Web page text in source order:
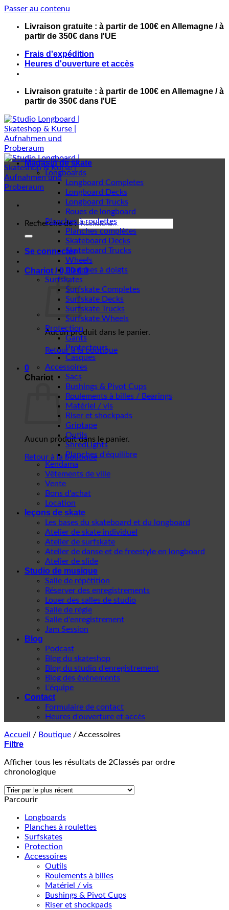
Passer au contenu
Livraison gratuite : à partir de 100€ en Allemagne / à
partir de 350€ dans l'UE
Frais d'expédition
Heures d'ouverture et accès
Livraison gratuite : à partir de 100€ en Allemagne / à
partir de 350€ dans l'UE
Recherche de :
Se connecter
Chariot /0,00€ 0
Aucun produit dans le panier.
Retour à la boutique
0
Chariot
Aucun produit dans le panier.
Retour à la boutique
Magasin de skate
Longboards
Longboard Completes
Longboard Decks
Longboard Trucks
Roues de longboard
Planches à roulettes
Planches complètes
Skateboard Decks
Skateboard Trucks
Wheels
Planches à doigts
Surfskates
Surfskate Completes
Surfskate Decks
Surfskate Trucks
Surfskate Wheels
Protection
Gants
Protecteurs
Casques
Accessoires
Sacs
Bushings & Pivot Cups
Roulements à billes / Bearings
Matériel / vis
Riser et shockpads
Griptape
Outils
ShredLights
Planches d'équilibre
Kendama
Vêtements de ville
Vente
Bons d'achat
Location
leçons de skate
Les bases du skateboard et du longboard
Atelier de skate individuel
Atelier de surfskate
Atelier de danse et de freestyle en longboard
Atelier de slide
Studio de musique
Salle de répétition
Réserver des enregistrements
Louer des salles de studio
Salle de régie
Salle d'enregistrement
Jam Session
Blog
Podcast
Blog du skateshop
Blog du studio d'enregistrement
Blog des événements
L'équipe
Contact
Formulaire de contact
Heures d'ouverture et accès
Accueil / Boutique /Accessoires
Filtre
Afficher tous les résultats de 2Classés par ordre
chronologique
Parcourir
Longboards
Planches à roulettes
Surfskates
Protection
Accessoires
Outils
Roulements à billes
Matériel / vis
Bushings & Pivot Cups
Riser et shockpads